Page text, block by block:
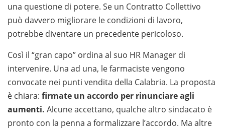
una questione di potere. Se un Contratto Collettivo
può davvero migliorare le condizioni di lavoro,
potrebbe diventare un precedente pericoloso.
Così il “gran capo” ordina al suo HR Manager di
intervenire. Una ad una, le farmaciste vengono
convocate nei punti vendita della Calabria. La proposta
è chiara: firmate un accordo per rinunciare agli
aumenti. Alcune accettano, qualche altro sindacato è
pronto con la penna a formalizzare l’accordo. Ma altre